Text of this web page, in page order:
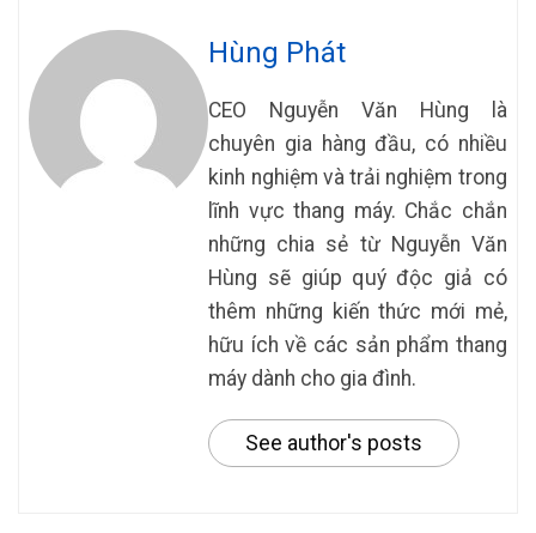
Hùng Phát
CEO Nguyễn Văn Hùng là
chuyên gia hàng đầu, có nhiều
kinh nghiệm và trải nghiệm trong
lĩnh vực thang máy. Chắc chắn
những chia sẻ từ Nguyễn Văn
Hùng sẽ giúp quý độc giả có
thêm những kiến thức mới mẻ,
hữu ích về các sản phẩm thang
máy dành cho gia đình.
See author's posts